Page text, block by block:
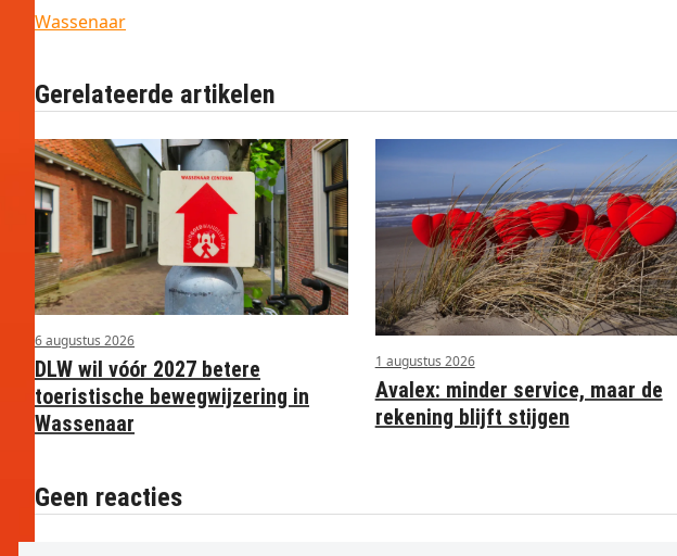
Wassenaar
Gerelateerde artikelen
6 augustus 2026
DLW wil vóór 2027 betere
toeristische bewegwijzering in
Wassenaar
1 augustus 2026
Avalex: minder service, maar de
rekening blijft stijgen
Geen reacties